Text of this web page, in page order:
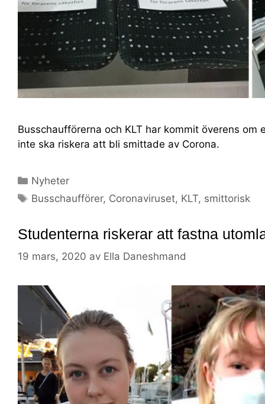
Busschaufförerna och KLT har kommit överens
inte ska riskera att bli smittade av Corona.
Nyheter
Busschaufförer, Coronaviruset, KLT, smittorisk
Studenterna riskerar att fastna
19 mars, 2020 av Ella Daneshmand